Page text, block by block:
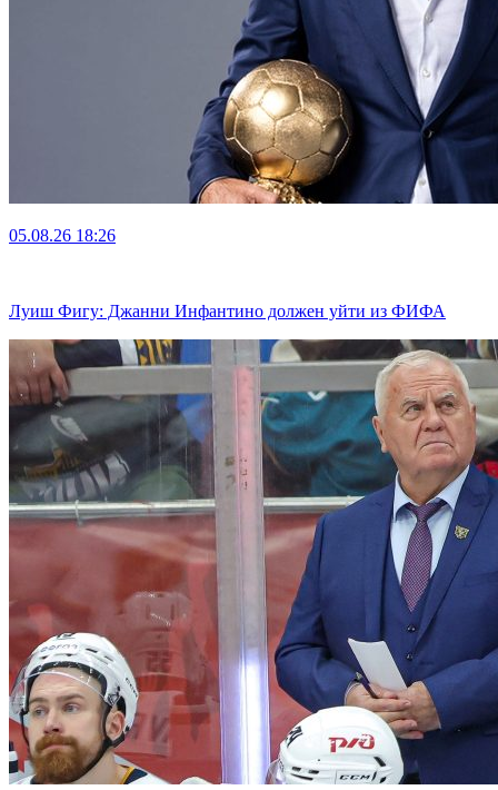
05.08.26 18:26
Луиш Фигу: Джанни Инфантино должен уйти из ФИФА